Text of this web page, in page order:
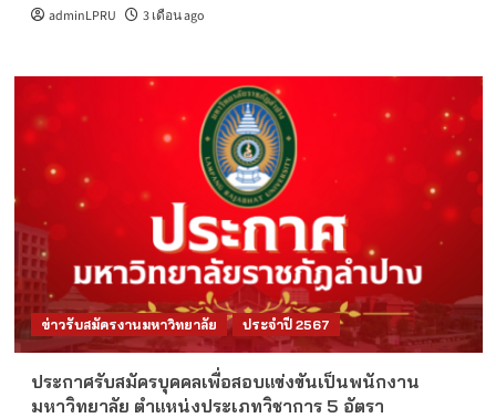
adminLPRU 3 เดือน ago
ข่าวรับสมัครงานมหาวิทยาลัย ประจำปี 2567
ประกาศรับสมัครบุคคลเพื่อสอบแข่งขันเป็นพนักงาน
มหาวิทยาลัย ตำแหน่งประเภทวิชาการ 5 อัตรา